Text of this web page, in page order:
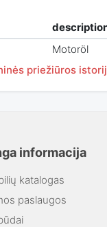
Motoröl
priežiūros
informacija
katalogas
paslaugos